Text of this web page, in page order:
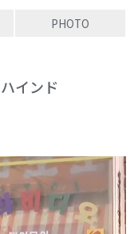
PHOTO
インド